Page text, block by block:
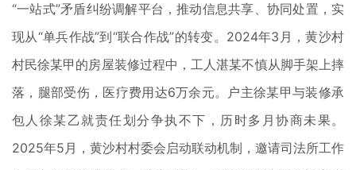
“一站式”矛盾纠纷调解平台，推动信息共享、协同处置，实
现从“单兵作战”到“联合作战”的转变。2024年3月，黄沙村
村民徐某甲的房屋装修过程中，工人湛某不慎从脚手架上摔
落，腿部受伤，医疗费用达6万余元。户主徐某甲与装修承
包人徐某乙就责任划分争执不下，历时多月协商未果。
2025年5月，黄沙村村委会启动联动机制，邀请司法所工作